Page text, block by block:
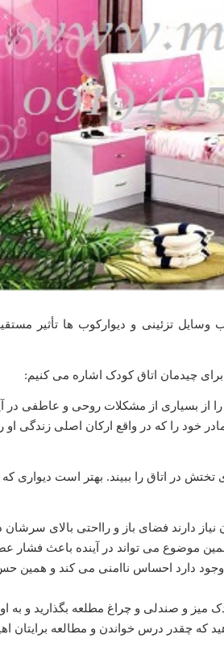
وسایل تزئینی و دیوارکوب ها تأثیر
:
از بسیاری از مشکلات روحی و عاطفی در
خود را که در واقع ارکان اصلی زندگی او
در اتاق را ببیند. بهتر است دیواری که
دارند فضای باز و رااحتی بالای سرشان
موضوع می تواند در آینده باعث فشار
دارد احساس ناامنی می کند و همین
و صندلی و چراغ مطلعه بگذارید و به او
چقدر درس خواندن و مطالعه برایتان